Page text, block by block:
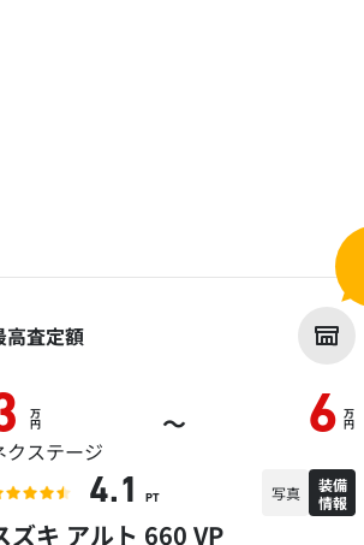
ズキ アルト 660 VP
高査定額
万
円 ～ 6 万
円
クステージ
4.1 PT 写真
装備
情報